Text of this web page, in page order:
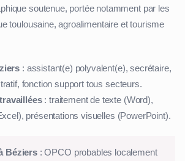
soutenue, portée notamment par les
toulousaine, agroalimentaire et tourisme
: assistant(e) polyvalent(e), secrétaire,
fonction support tous secteurs.
: traitement de texte (Word),
présentations visuelles (PowerPoint).
Béziers: OPCO probables localement